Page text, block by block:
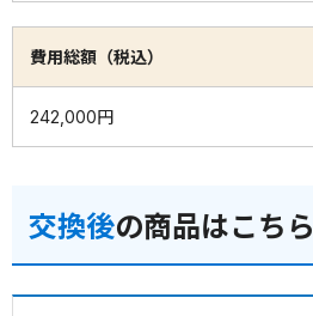
費用総額（税込）
242,000円
交換後の商品はこちら